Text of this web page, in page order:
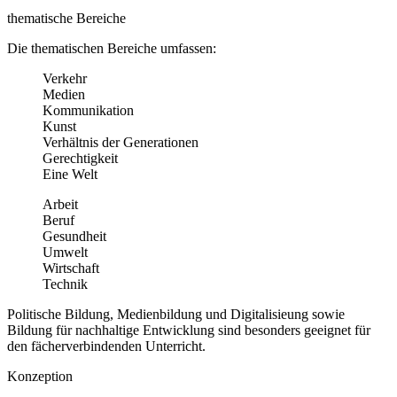
thematische Bereiche
Die thematischen Bereiche umfassen:
Verkehr
Medien
Kommunikation
Kunst
Verhältnis der Generationen
Gerechtigkeit
Eine Welt
Arbeit
Beruf
Gesundheit
Umwelt
Wirtschaft
Technik
Politische Bildung, Medienbildung und Digitalisieung sowie
Bildung für nachhaltige Entwicklung sind besonders geeignet für
den fächerverbindenden Unterricht.
Konzeption